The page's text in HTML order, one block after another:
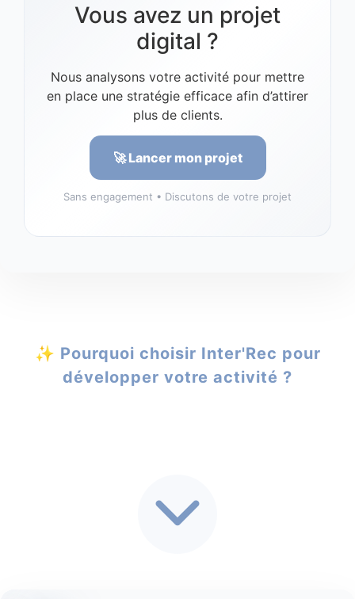
Vous avez un projet
digital ?
Nous analysons votre activité pour mettre
en place une stratégie efficace afin d’attirer
plus de clients.
🚀 Lancer mon projet
Sans engagement • Discutons de votre projet
✨ Pourquoi choisir Inter'Rec pour
développer votre activité ?